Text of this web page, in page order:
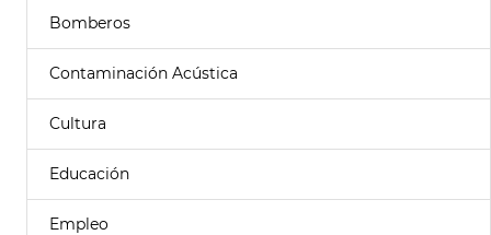
Bomberos
Contaminación Acústica
Cultura
Educación
Empleo